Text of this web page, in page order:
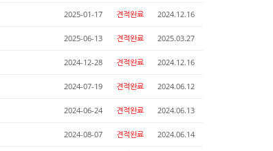
2025-01-17 견적완료 2024.12.16
2025-06-13 견적완료 2025.03.27
2024-12-28 견적완료 2024.12.16
2024-07-19 견적완료 2024.06.12
2024-06-24 견적완료 2024.06.13
2024-08-07 견적완료 2024.06.14